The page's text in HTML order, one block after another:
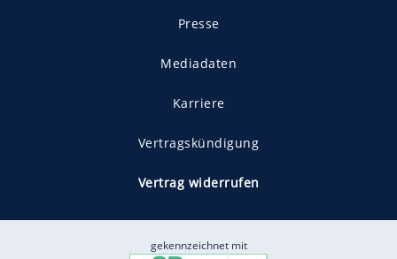
Presse
Mediadaten
Karriere
Vertragskündigung
Vertrag widerrufen
gekennzeichnet mit